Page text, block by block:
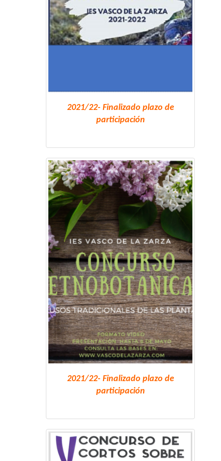
2021/22- Finalizado plazo de
participación
2021/22- Finalizado plazo de
participación